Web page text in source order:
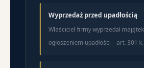
Wyprzedaż przed upadłością
Właściciel firmy wyprzedał
ogłoszeniem upadłości – art. 301